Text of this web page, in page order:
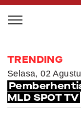
LOCAL
INSPIRING
INSPIRING
TRENDING
Selasa, 02
MLD SPOT TV